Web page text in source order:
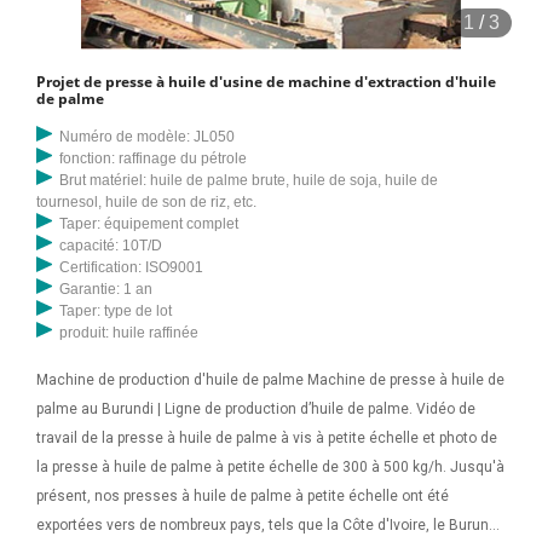
1 /3
Projet de presse à huile d'usine de machine d'extraction d'huile
de palme
Numéro de modèle: JL050
fonction: raffinage du pétrole
Brut matériel: huile de palme brute, huile de soja, huile de
tournesol, huile de son de riz, etc.
Taper: équipement complet
capacité: 10T/D
Certification: ISO9001
Garantie: 1 an
Taper: type de lot
produit: huile raffinée
Machine de production d'huile de palme Machine de presse à huile de
palme au Burundi | Ligne de production d’huile de palme. Vidéo de
travail de la presse à huile de palme à vis à petite échelle et photo de
la presse à huile de palme à petite échelle de 300 à 500 kg/h. Jusqu'à
présent, nos presses à huile de palme à petite échelle ont été
exportées vers de nombreux pays, tels que la Côte d'Ivoire, le Burundi,